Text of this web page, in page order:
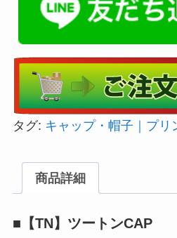
タグ: キャップ・帽子｜プリ
商品詳細
■【TN】ツートンCAP